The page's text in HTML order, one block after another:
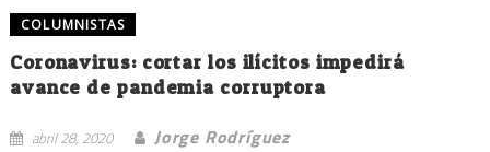
COLUMNISTAS
Coronavirus: cortar los ilícitos impedirá
avance de pandemia corruptora
abril 28, 2020
Jorge Rodríguez